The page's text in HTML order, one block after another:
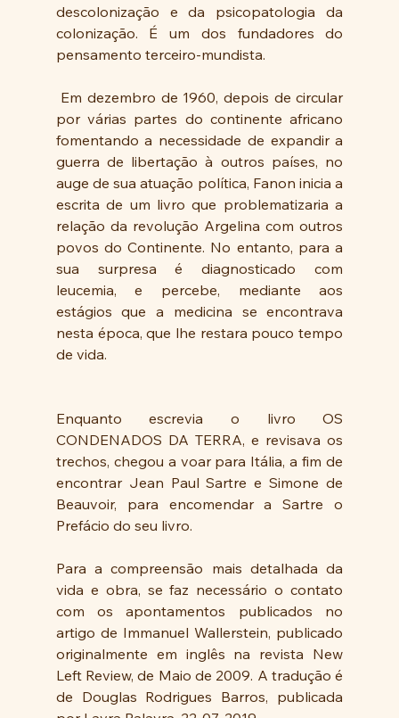
descolonização e da psicopatologia da
colonização. É um dos fundadores do
pensamento terceiro-mundista.
por várias partes do continente africano
fomentando a necessidade de expandir a
guerra de libertação à outros países, no
auge de sua atuação política, Fanon inicia a
escrita de um livro que problematizaria a
relação da revolução Argelina com outros
povos do Continente. No entanto, para a
sua surpresa é diagnosticado com
leucemia, e percebe, mediante aos
estágios que a medicina se encontrava
nesta época, que lhe restara pouco tempo
de vida.
Enquanto escrevia o livro OS
CONDENADOS DA TERRA, e revisava os
trechos, chegou a voar para Itália, a fim de
encontrar Jean Paul Sartre e Simone de
Beauvoir, para encomendar a Sartre o
Prefácio do seu livro.
Para a compreensão mais detalhada da
vida e obra, se faz necessário o contato
com os apontamentos publicados no
artigo de Immanuel Wallerstein, publicado
originalmente em inglês na revista New
Left Review, de Maio de 2009. A tradução é
de Douglas Rodrigues Barros, publicada